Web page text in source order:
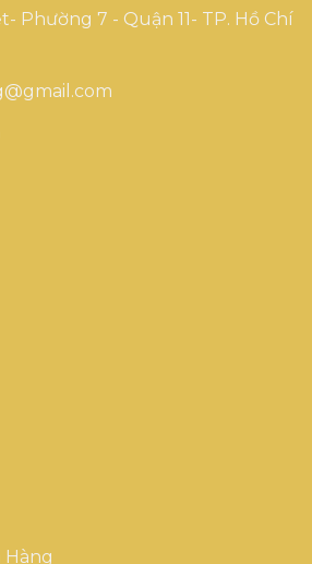
Phường 7 - Quận 11- TP. Hồ Chí
Hàng